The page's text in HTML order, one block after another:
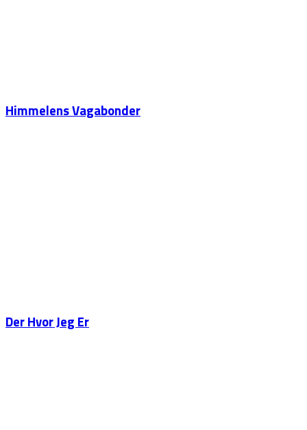
Himmelens Vagabonder
Der Hvor Jeg Er